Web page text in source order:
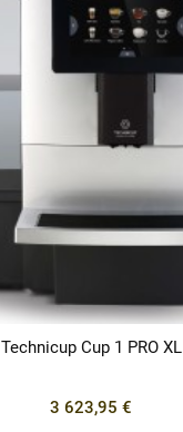
Technicup Cup 1 PRO XL
3 623,95 €